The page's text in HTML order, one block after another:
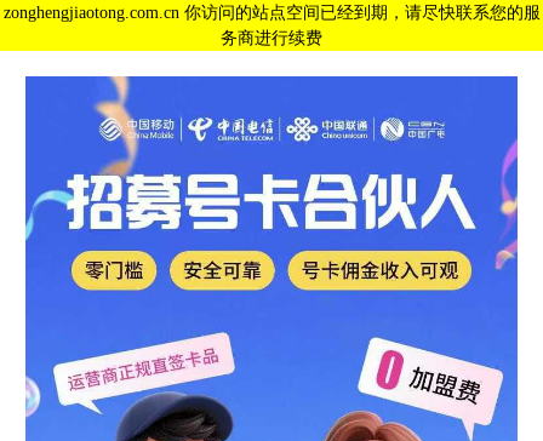
zonghengjiaotong.com.cn 你访问的站点空间已经到期，请尽快联系您的服
务商进行续费